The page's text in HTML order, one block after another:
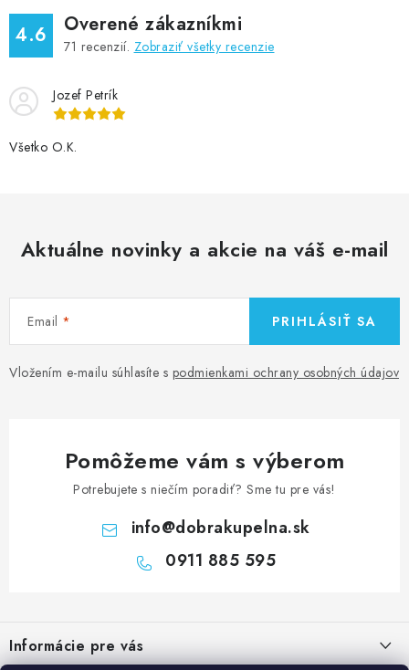
4.6 Overené zákazníkmi
71 recenzií. Zobraziť všetky recenzie
Jozef Petrík
Všetko O.K.
Aktuálne novinky a akcie na váš e-mail
Email
Vložením e-mailu súhlasíte s podmienkami ochrany osobných údajov
PRIHLÁSIŤ SA
Pomôžeme vám s výberom
Potrebujete s niečím poradiť? Sme tu pre vás!
info@dobrakupelna.sk
0911 885 595
pInformácie pre vás